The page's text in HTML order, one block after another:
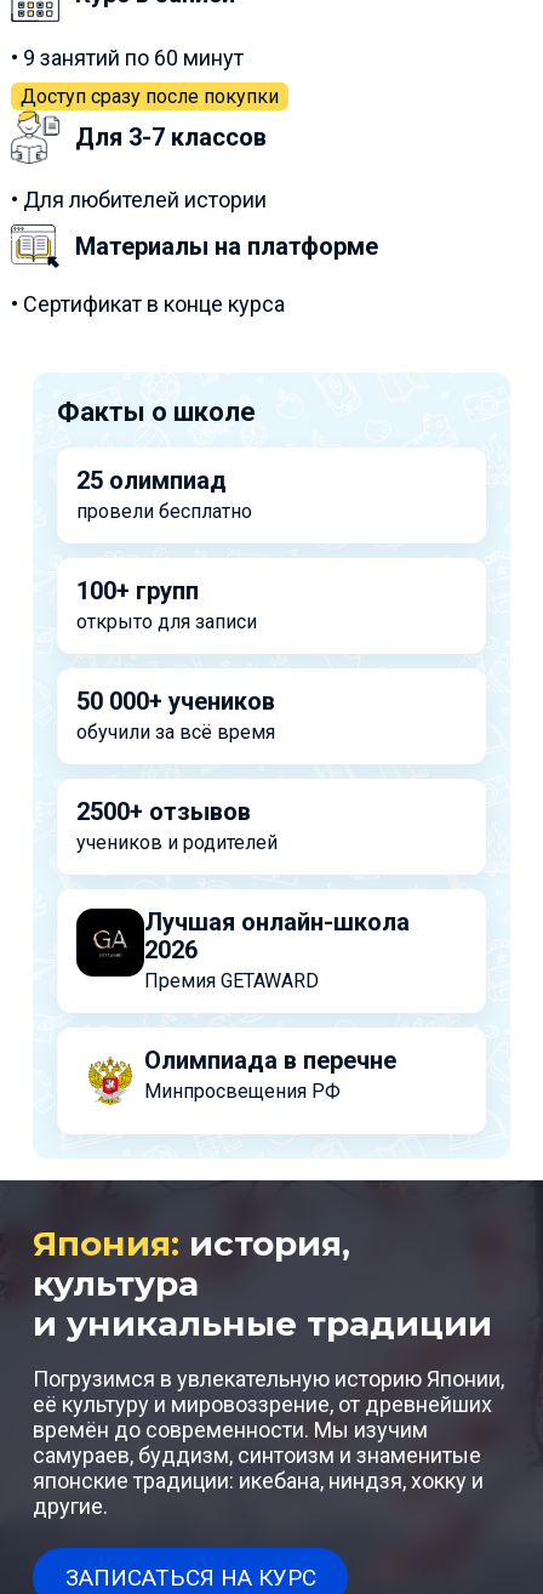
• 9 занятий по 60 минут
Доступ сразу после покупки
Для 3-7 классов
• Для любителей истории
Материалы на платформе
• Сертификат в конце курса
Факты о школе
25 олимпиад
провели бесплатно
100+ групп
открыто для записи
50 000+ учеников
обучили за всё время
2500+ отзывов
учеников и родителей
Лучшая онлайн-школа
2026
Премия GETAWARD
Олимпиада в перечне
Минпросвещения РФ
Япония: история,
культура
и уникальные традиции
Погрузимся в увлекательную историю Японии,
её культуру и мировоззрение, от древнейших
времён до современности. Мы изучим
самураев, буддизм, синтоизм и знаменитые
японские традиции: икебана, ниндзя, хокку и
другие.
ЗАПИСАТЬСЯ НА КУРС